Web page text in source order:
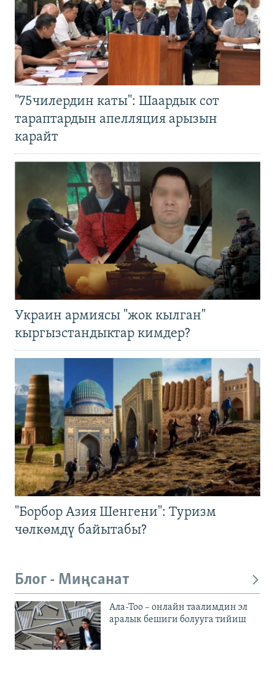
"75чилердин каты": Шаардык сот
тараптардын апелляция арызын
карайт
Украин армиясы "жок кылган"
кыргызстандыктар кимдер?
"Борбор Азия Шенгени": Туризм
чөлкөмдү байытабы?
Блог - Миңсанат
Ала-Тоо – онлайн таалимдин эл
аралык бешиги болууга тийиш